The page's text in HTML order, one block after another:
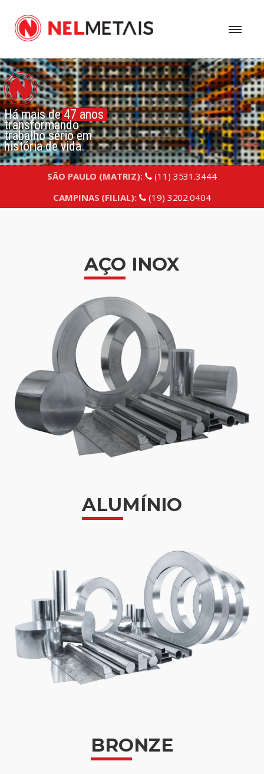
Há mais de 47 anos
transformando
trabalho sério em
história de vida.
SÃO PAULO (MATRIZ):
(11) 3531.3444
CAMPINAS (FILIAL):
(19) 3202.0404
AÇO INOX
ALUMÍNIO
BRONZE